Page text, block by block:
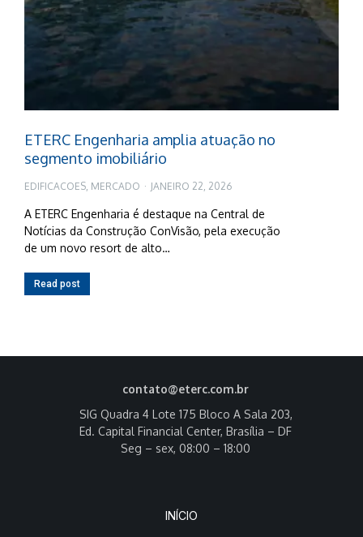
ETERC Engenharia amplia atuação no
segmento imobiliário
EDIFICACOES, MERCADO JANEIRO 22, 2026
A ETERC Engenharia é destaque na Central de
Notícias da Construção ConVisão, pela execução
de um novo resort de alto…
Read post
contato@eterc.com.br
SIG Quadra 4 Lote 175 Bloco A Sala 203,
Ed. Capital Financial Center, Brasília – DF
Seg – sex, 08:00 – 18:00
INÍCIO